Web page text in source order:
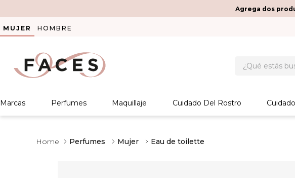
Agrega dos
MUJER HOMBRE
Marcas Perfumes Maquillaje Cuidado Del Rostro
Perfumes Mujer Eau de toilette